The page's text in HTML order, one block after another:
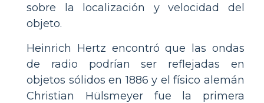
sobre la localización y velocidad del
objeto.
Heinrich Hertz encontró que las ondas
de radio podrían ser reflejadas en
objetos sólidos en 1886 y el físico alemán
Christian Hülsmeyer fue la primera